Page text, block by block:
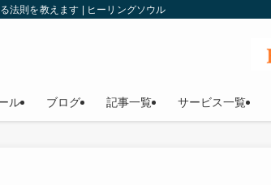
法則を教えます | ヒーリングソウル
ル ブログ 記事一覧 サービス一覧